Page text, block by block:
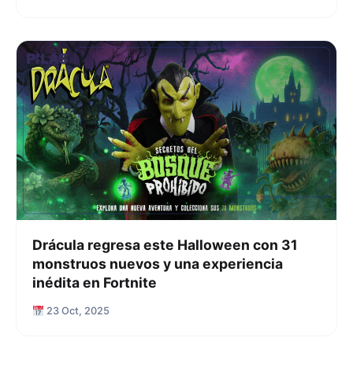
Drácula regresa este Halloween con 31
monstruos nuevos y una experiencia
inédita en Fortnite
23 Oct, 2025